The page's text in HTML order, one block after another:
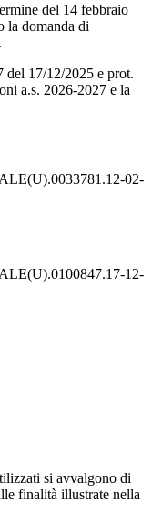
del 14 febbraio
la domanda di
del 17/12/2025 e prot.
a.s. 2026-2027 e la
02-
12-
si avvalgono di
finalità illustrate nella